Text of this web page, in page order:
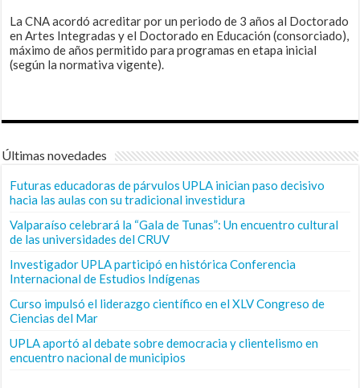
La CNA acordó acreditar por un periodo de 3 años al Doctorado
en Artes Integradas y el Doctorado en Educación (consorciado),
máximo de años permitido para programas en etapa inicial
(según la normativa vigente).
Últimas novedades
Futuras educadoras de párvulos UPLA inician paso decisivo
hacia las aulas con su tradicional investidura
Valparaíso celebrará la “Gala de Tunas”: Un encuentro cultural
de las universidades del CRUV
Investigador UPLA participó en histórica Conferencia
Internacional de Estudios Indígenas
Curso impulsó el liderazgo científico en el XLV Congreso de
Ciencias del Mar
UPLA aportó al debate sobre democracia y clientelismo en
encuentro nacional de municipios